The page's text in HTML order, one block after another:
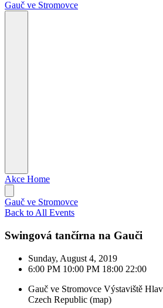
Gauč ve Stromovce
Akce Home
Gauč ve Stromovce
Back to All Events
Swingová tančírna na Gauči
Sunday, August 4, 2019
6:00 PM 10:00 PM 18:00 22:00
Gauč ve Stromovce Výstaviště
Czech Republic (map)